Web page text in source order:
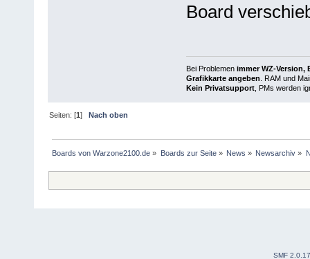
Board
Bei Problemen immer WZ-Version,
Grafikkarte angeben . RAM und
Kein Privatsupport, PMs werden
Seiten: [1] Nach oben
Boards von Warzone2100.de » Boards zur Seite» News » Newsarchiv »
SMF 2.0.17